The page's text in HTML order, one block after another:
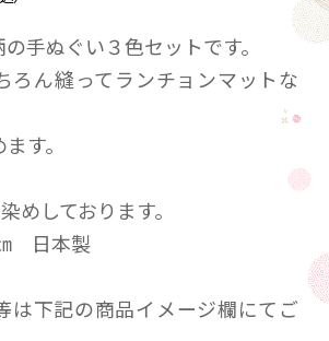
手ぬぐい３色セットです。
ろん縫ってランチョンマットな
ます。
しております。
日本製
下記の商品イメージ欄にてご